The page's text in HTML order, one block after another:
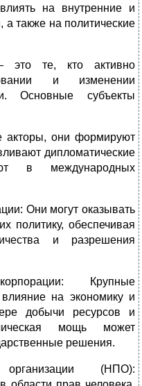
на внутренние и
также на политические
это те, кто активно
и изменении
Основные субъекты
акторы, они формируют
дипломатические
в международных
Они могут оказывать
политику, обеспечивая
и разрешения
Крупные
на экономику и
добычи ресурсов и
мощь может
решения.
организации (НПО):